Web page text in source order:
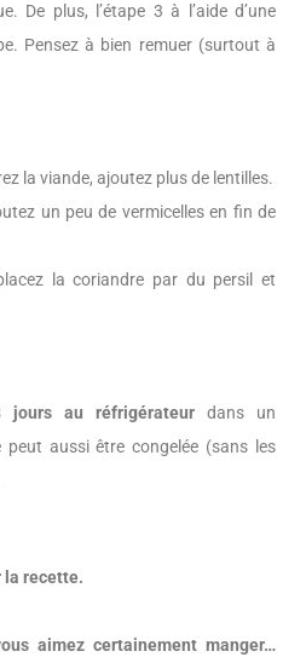
De plus, l’étape 3 à l’aide d’une
Pensez à bien remuer (surtout à
la viande, ajoutez plus de lentilles.
un peu de vermicelles en fin de
la coriandre par du persil et
jours au réfrigérateur dans un
peut aussi être congelée (sans les
la recette.
aimez certainement manger…